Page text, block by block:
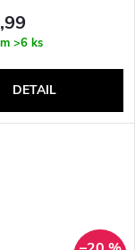
>6 ks
DETAIL